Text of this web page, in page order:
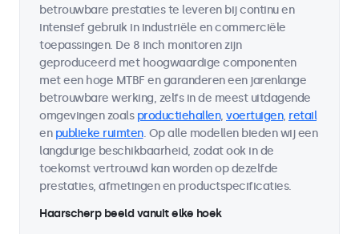
betrouwbare prestaties te leveren bij continu en
intensief gebruik in industriële en commerciële
toepassingen. De 8 inch monitoren zijn
geproduceerd met hoogwaardige componenten
met een hoge MTBF en garanderen een jarenlange
betrouwbare werking, zelfs in de meest uitdagende
omgevingen zoals productiehallen, voertuigen, retail
en publieke ruimten. Op alle modellen bieden wij een
langdurige beschikbaarheid, zodat ook in de
toekomst vertrouwd kan worden op dezelfde
prestaties, afmetingen en productspecificaties.
Haarscherp beeld vanuit elke hoek